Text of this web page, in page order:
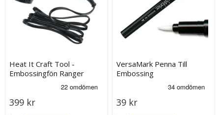
Heat It Craft Tool -
Embossingfön Ranger
399 kr
VersaMark Penna Till
Embossing
39 kr